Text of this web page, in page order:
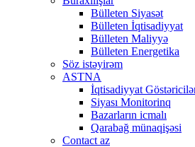
Bülleten Siyasət
Bülleten İqtisadiyyat
Bülleten Maliyyə
Bülleten Energetika
Söz istəyirəm
ASTNA
İqtisadiyyat
Siyası Monitorinq
Bazarların icmalı
Qarabağ münaqişəsi
Contact az